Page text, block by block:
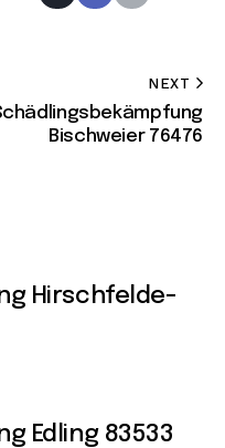
NEXT
Bischweier 76476
Hirschfelde-
Edling 83533